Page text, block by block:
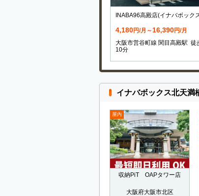
INABA96高殿店(イナバボックス
4,180円/月～ 16,390円/月
大阪市営谷町線 関目高殿駅 徒
10分
イナバボックス北天満
屋内
収納PiT OAPタワー店
大阪府大阪市北区